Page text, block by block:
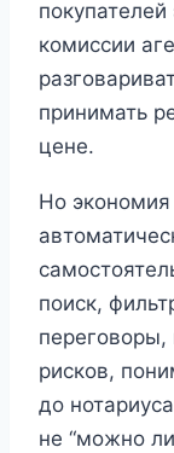
комиссии
принимать
цене.
Но экономия
поиск,
переговоры,
рисков,
до
не “можно